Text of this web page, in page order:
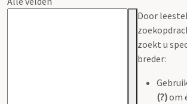
Door
zoekt u
breder:
(?)om